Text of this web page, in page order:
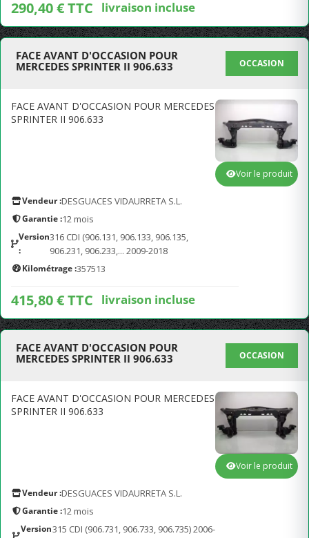
290,40 € TTC livraison incluse
FACE AVANT D'OCCASION POUR
MERCEDES SPRINTER II 906.633
OCCASION
FACE AVANT D'OCCASION POUR MERCEDES
SPRINTER II 906.633
Vendeur :DESGUACES VIDAURRETA S.L.
Garantie :12 mois
Version
:
316 CDI (906.131, 906.133, 906.135,
906.231, 906.233,... 2009-2018
Kilométrage :357513
415,80 € TTC livraison incluse
Voir le produit
FACE AVANT D'OCCASION POUR
MERCEDES SPRINTER II 906.633
OCCASION
FACE AVANT D'OCCASION POUR MERCEDES
SPRINTER II 906.633
Vendeur :DESGUACES VIDAURRETA S.L.
Garantie :12 mois
Version315 CDI (906.731, 906.733, 906.735) 2006-
Voir le produit